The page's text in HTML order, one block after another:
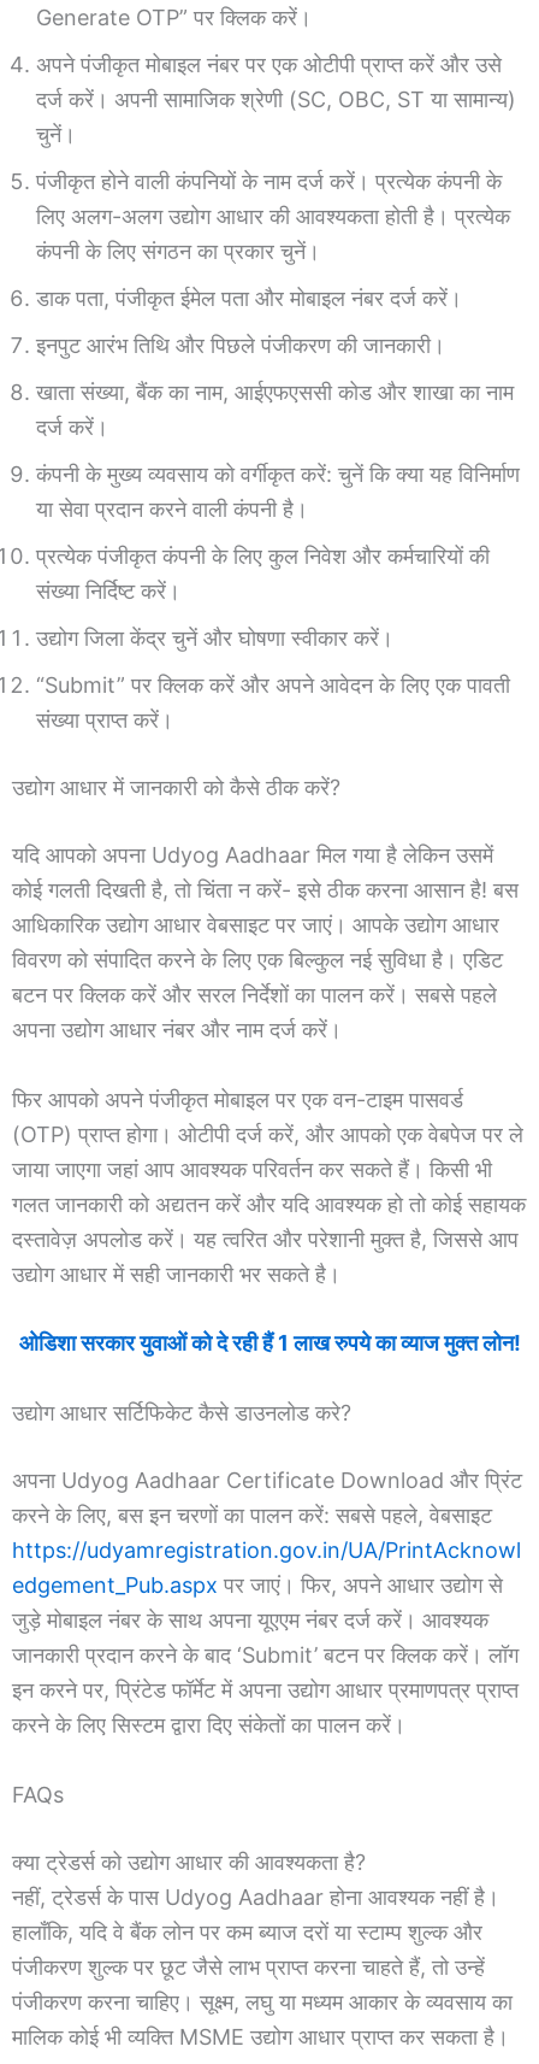
Generate OTP” पर क्लिक करें।
अपने पंजीकृत मोबाइल नंबर पर एक ओटीपी प्राप्त करें और उसे
दर्ज करें। अपनी सामाजिक श्रेणी (SC, OBC, ST या सामान्य)
चुनें।
पंजीकृत होने वाली कंपनियों के नाम दर्ज करें। प्रत्येक कंपनी के
लिए अलग-अलग उद्योग आधार की आवश्यकता होती है। प्रत्येक
कंपनी के लिए संगठन का प्रकार चुनें।
डाक पता, पंजीकृत ईमेल पता और मोबाइल नंबर दर्ज करें।
इनपुट आरंभ तिथि और पिछले पंजीकरण की जानकारी।
खाता संख्या, बैंक का नाम, आईएफएससी कोड और शाखा का नाम
दर्ज करें।
कंपनी के मुख्य व्यवसाय को वर्गीकृत करें: चुनें कि क्या यह विनिर्माण
या सेवा प्रदान करने वाली कंपनी है।
प्रत्येक पंजीकृत कंपनी के लिए कुल निवेश और कर्मचारियों की
संख्या निर्दिष्ट करें।
उद्योग जिला केंद्र चुनें और घोषणा स्वीकार करें।
“Submit” पर क्लिक करें और अपने आवेदन के लिए एक पावती
संख्या प्राप्त करें।
उद्योग आधार में जानकारी को कैसे ठीक करें?
यदि आपको अपना Udyog Aadhaar मिल गया है लेकिन उसमें
कोई गलती दिखती है, तो चिंता न करें- इसे ठीक करना आसान है! बस
आधिकारिक उद्योग आधार वेबसाइट पर जाएं। आपके उद्योग आधार
विवरण को संपादित करने के लिए एक बिल्कुल नई सुविधा है। एडिट
बटन पर क्लिक करें और सरल निर्देशों का पालन करें। सबसे पहले
अपना उद्योग आधार नंबर और नाम दर्ज करें।
फिर आपको अपने पंजीकृत मोबाइल पर एक वन-टाइम पासवर्ड
(OTP) प्राप्त होगा। ओटीपी दर्ज करें, और आपको एक वेबपेज पर ले
जाया जाएगा जहां आप आवश्यक परिवर्तन कर सकते हैं। किसी भी
गलत जानकारी को अद्यतन करें और यदि आवश्यक हो तो कोई सहायक
दस्तावेज़ अपलोड करें। यह त्वरित और परेशानी मुक्त है, जिससे आप
उद्योग आधार में सही जानकारी भर सकते है।
ओडिशा सरकार युवाओं को दे रही हैं 1 लाख रुपये का व्याज मुक्त लोन!
उद्योग आधार सर्टिफिकेट कैसे डाउनलोड करे?
अपना Udyog Aadhaar Certificate Download और प्रिंट
करने के लिए, बस इन चरणों का पालन करें: सबसे पहले, वेबसाइट
https://udyamregistration.gov.in/UA/PrintAcknowl
edgement_Pub.aspx पर जाएं। फिर, अपने आधार उद्योग से
जुड़े मोबाइल नंबर के साथ अपना यूएएम नंबर दर्ज करें। आवश्यक
जानकारी प्रदान करने के बाद ‘Submit’ बटन पर क्लिक करें। लॉग
इन करने पर, प्रिंटेड फॉर्मेट में अपना उद्योग आधार प्रमाणपत्र प्राप्त
करने के लिए सिस्टम द्वारा दिए संकेतों का पालन करें।
FAQs
क्या ट्रेडर्स को उद्योग आधार की आवश्यकता है?
नहीं, ट्रेडर्स के पास Udyog Aadhaar होना आवश्यक नहीं है।
हालाँकि, यदि वे बैंक लोन पर कम ब्याज दरों या स्टाम्प शुल्क और
पंजीकरण शुल्क पर छूट जैसे लाभ प्राप्त करना चाहते हैं, तो उन्हें
पंजीकरण करना चाहिए। सूक्ष्म, लघु या मध्यम आकार के व्यवसाय का
मालिक कोई भी व्यक्ति MSME उद्योग आधार प्राप्त कर सकता है।